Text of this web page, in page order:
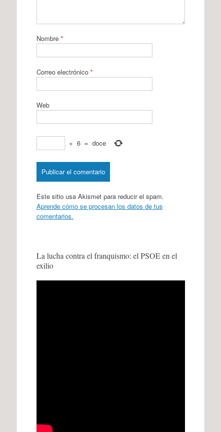
Nombre *
Correo electrónico *
Web
+ 6 = doce
Este sitio usa Akismet para reducir el spam.
Aprende cómo se procesan los datos de tus
comentarios.
La lucha contra el franquismo: el PSOE en el
exilio